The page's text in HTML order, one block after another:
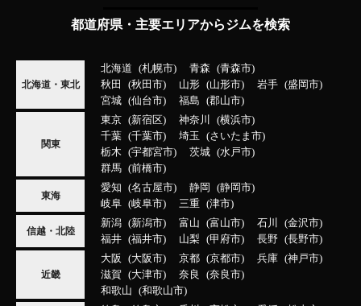
都道府県・主要エリアからジムを検索
北海道・東北
北海道 札幌市 青森
青森市
秋田
秋田市 山形 山形市 岩手
盛岡市
宮城
仙台市 福島 郡山市
関東
東京 新宿区 神奈川
横浜市
千葉
千葉市 埼玉
さいたま市
栃木
宇都宮市 茨城
水戸市
群馬
前橋市
東海
愛知 名古屋市 静岡
静岡市
岐阜
岐阜市 三重 津市
信越・北陸
新潟 新潟市 富山 富山市 石川
金沢市
福井
福井市 山梨 甲府市 長野 長野市
近畿
大阪 大阪市 京都 京都市 兵庫
神戸市
滋賀
大津市 奈良
奈良市
和歌山
和歌山市